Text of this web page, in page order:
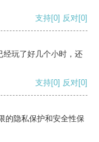
支持[0] 反对[0]
经玩了好几个小时，还
支持[0] 反对[0]
的隐私保护和安全性保